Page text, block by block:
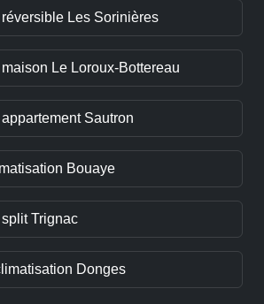
Les Sorinières
Le Loroux-Bottereau
Sautron
Bouaye
Trignac
Donges